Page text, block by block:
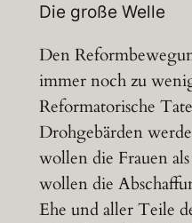
Die große Welle
Den
immer noch zu
Reformatorische
Drohgebärden
wollen die Frauen
wollen die
Ehe und aller Teile